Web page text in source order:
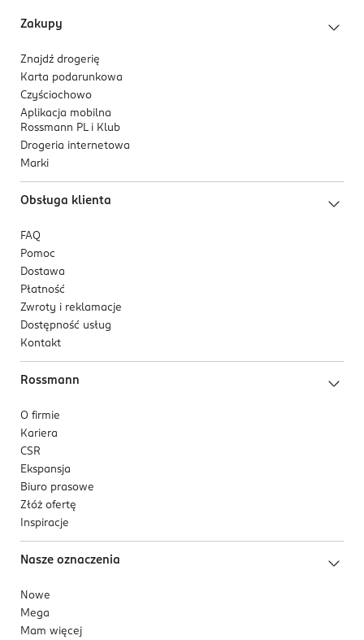
Zakupy
Znajdź drogerię
Karta podarunkowa
Czyściochowo
Aplikacja mobilna
Rossmann PL i Klub
Drogeria internetowa
Marki
Obsługa klienta
FAQ
Pomoc
Dostawa
Płatność
Zwroty i reklamacje
Dostępność usług
Kontakt
Rossmann
O firmie
Kariera
CSR
Ekspansja
Biuro prasowe
Złóż ofertę
Inspiracje
Nasze oznaczenia
Nowe
Mega
Mam więcej